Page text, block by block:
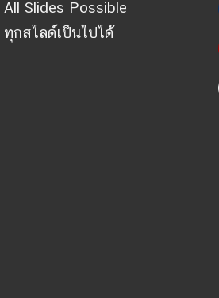
All Slides Possible
ทุกสไลด์เป็นไปได้